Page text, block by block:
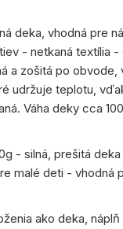
deka, vhodná pre
- netkaná textília
a zošitá po obvode,
udržuje teplotu,
Váha deky cca
- silná, prešitá
malé deti - vhodná
ako deka,